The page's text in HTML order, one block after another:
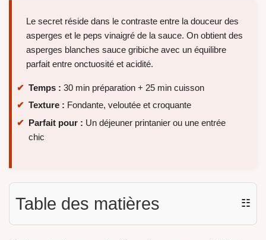
Le secret réside dans le contraste entre la douceur des
asperges et le peps vinaigré de la sauce. On obtient des
asperges blanches sauce gribiche avec un équilibre
parfait entre onctuosité et acidité.
Temps : 30 min préparation + 25 min cuisson
Texture : Fondante, veloutée et croquante
Parfait pour : Un déjeuner printanier ou une entrée
chic
Table des matières ☷